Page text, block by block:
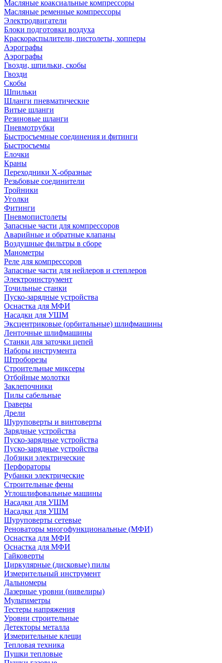
Масляные коаксиальные компрессоры
Масляные ременные компрессоры
Электродвигатели
Блоки подготовки воздуха
Краскораспылители, пистолеты, хопперы
Аэрографы
Аэрографы
Гвозди, шпильки, скобы
Гвозди
Скобы
Шпильки
Шланги пневматические
Витые шланги
Резиновые шланги
Пневмотрубки
Быстросъемные соединения и фитинги
Быстросъемы
Елочки
Краны
Переходники Х-образные
Резьбовые соединители
Тройники
Уголки
Фитинги
Пневмопистолеты
Запасные части для компрессоров
Аварийные и обратные клапаны
Воздушные фильтры в сборе
Манометры
Реле для компрессоров
Запасные части для нейлеров и степлеров
Электроинструмент
Точильные станки
Пуско-зарядные устройства
Оснастка для МФИ
Насадки для УШМ
Эксцентриковые (орбитальные) шлифмашины
Ленточные шлифмашины
Станки для заточки цепей
Наборы инструмента
Штроборезы
Строительные миксеры
Отбойные молотки
Заклепочники
Пилы сабельные
Граверы
Дрели
Шуруповерты и винтоверты
Зарядные устройства
Пуско-зарядные устройства
Пуско-зарядные устройства
Лобзики электрические
Перфораторы
Рубанки электрические
Строительные фены
Углошлифовальные машины
Насадки для УШМ
Насадки для УШМ
Шуруповерты сетевые
Реноваторы многофункциональные (МФИ)
Оснастка для МФИ
Оснастка для МФИ
Гайковерты
Циркулярные (дисковые) пилы
Измерительный инструмент
Дальномеры
Лазерные уровни (нивелиры)
Мультиметры
Тестеры напряжения
Уровни строительные
Детекторы металла
Измерительные клещи
Тепловая техника
Пушки тепловые